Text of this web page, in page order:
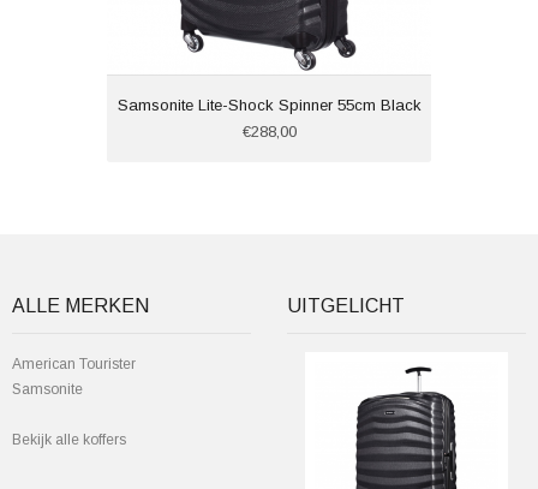
Samsonite Lite-Shock Spinner 55cm Black
€288,00
ALLE MERKEN
American Tourister
Samsonite
Bekijk alle koffers
UITGELICHT